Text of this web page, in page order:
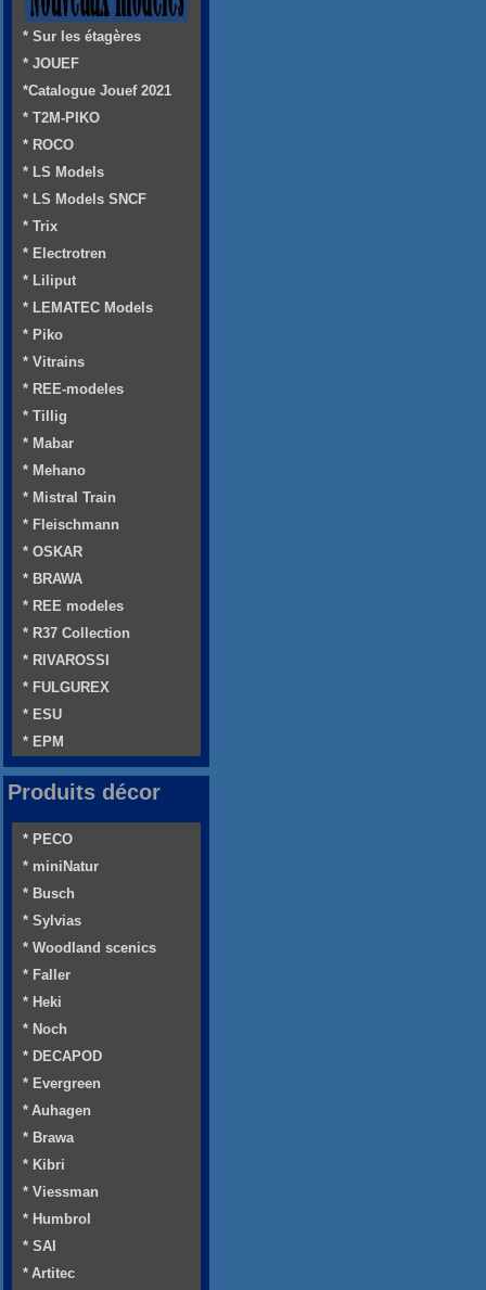
* Sur les étagères
* JOUEF
*Catalogue Jouef 2021
* T2M-PIKO
* ROCO
* LS Models
* LS Models SNCF
* Trix
* Electrotren
* Liliput
* LEMATEC Models
* Piko
* Vitrains
* REE-modeles
* Tillig
* Mabar
* Mehano
* Mistral Train
* Fleischmann
* OSKAR
* BRAWA
* REE modeles
* R37 Collection
* RIVAROSSI
* FULGUREX
* ESU
* EPM
Produits décor
* PECO
* miniNatur
* Busch
* Sylvias
* Woodland scenics
* Faller
* Heki
* Noch
* DECAPOD
* Evergreen
* Auhagen
* Brawa
* Kibri
* Viessman
* Humbrol
* SAI
* Artitec